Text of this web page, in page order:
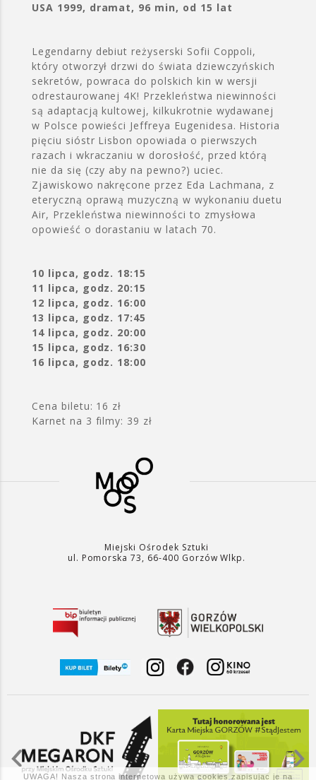
USA 1999, dramat, 96 min, od 15 lat
Legendarny debiut reżyserski Sofii Coppoli,
który otworzył drzwi do świata dziewczyńskich
sekretów, powraca do polskich kin w wersji
odrestaurowanej 4K! Przekleństwa niewinności
są adaptacją kultowej, kilkukrotnie wydawanej
w Polsce powieści Jeffreya Eugenidesa. Historia
pięciu sióstr Lisbon opowiada o pierwszych
razach i wkraczaniu w dorosłość, przed którą
nie da się (czy aby na pewno?) uciec.
Zjawiskowo nakręcone przez Eda Lachmana, z
eteryczną oprawą muzyczną w wykonaniu duetu
Air, Przekleństwa niewinności to zmysłowa
opowieść o dorastaniu w latach 70.
10 lipca, godz. 18:15
11 lipca, godz. 20:15
12 lipca, godz. 16:00
13 lipca, godz. 17:45
14 lipca, godz. 20:00
15 lipca, godz. 16:30
16 lipca, godz. 18:00
Cena biletu: 16 zł
Karnet na 3 filmy: 39 zł
Miejski Ośrodek Sztuki
ul. Pomorska 73, 66-400 Gorzów Wlkp.
UWAGA! Nasza strona internetowa używa cookies zapisując je na